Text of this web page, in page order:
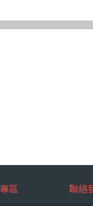
業務之執行，錠嵂公司
區 聯絡